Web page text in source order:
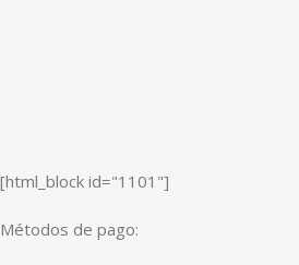
[html_block id="1101"]
Métodos de pago: